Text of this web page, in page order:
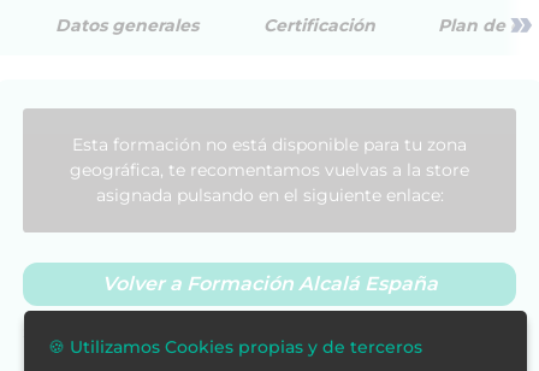
Datos generales Certificación Plan de »
Esta formación no está disponible para tu zona
geográfica, te recomentamos vuelvas a la store
asignada pulsando en el siguiente enlace:
Volver a Formación Alcalá España
🍪 Utilizamos Cookies propias y de terceros